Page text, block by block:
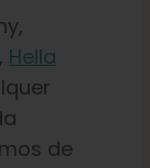
, Hella
de